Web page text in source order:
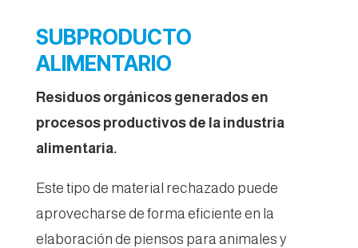
SUBPRODUCTO
ALIMENTARIO
Residuos orgánicos generados en
procesos productivos de la industria
alimentaria.
Este tipo de material rechazado puede
aprovecharse de forma eficiente en la
elaboración de piensos para animales y